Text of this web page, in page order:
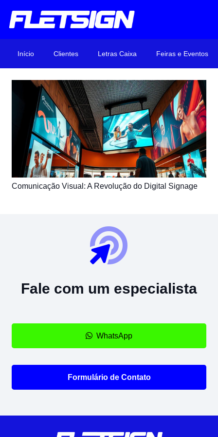
Início Clientes Letras Caixa Feiras e Eventos
Comunicação Visual: A Revolução do Digital Signage
Fale com um especialista
WhatsApp
Formulário de Contato